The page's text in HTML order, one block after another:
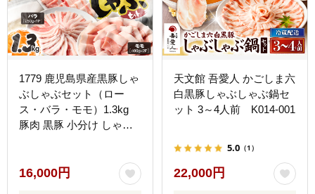
1779 鹿児島県産黒豚しゃ
ぶしゃぶセット（ロー
ス・バラ・モモ）1.3kg
豚肉 黒豚 小分け しゃぶ
001-02
16,000円
天文館 吾愛人 かごしま六
白黒豚しゃぶしゃぶ鍋セ
ット 3～4人前 K014-001
5.0 （1）
22,000円